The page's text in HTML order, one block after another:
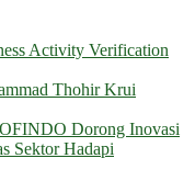
Activity Verification
Thohir Krui
Dorong Inovasi
Sektor Hadapi